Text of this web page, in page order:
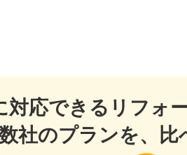
対応できるリフォ
社のプランを、比